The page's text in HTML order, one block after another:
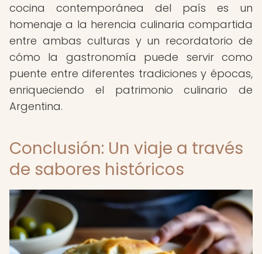
cocina contemporánea del país es un
homenaje a la herencia culinaria compartida
entre ambas culturas y un recordatorio de
cómo la gastronomía puede servir como
puente entre diferentes tradiciones y épocas,
enriqueciendo el patrimonio culinario de
Argentina.
Conclusión: Un viaje a través
de sabores históricos